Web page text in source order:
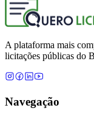
A plataforma mais
licitações públicas do
Navegação